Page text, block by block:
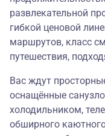
развлекательной
гибкой ценовой
маршрутов, класс
путешествия,
Вас ждут
оснащённые
холодильником,
обширного